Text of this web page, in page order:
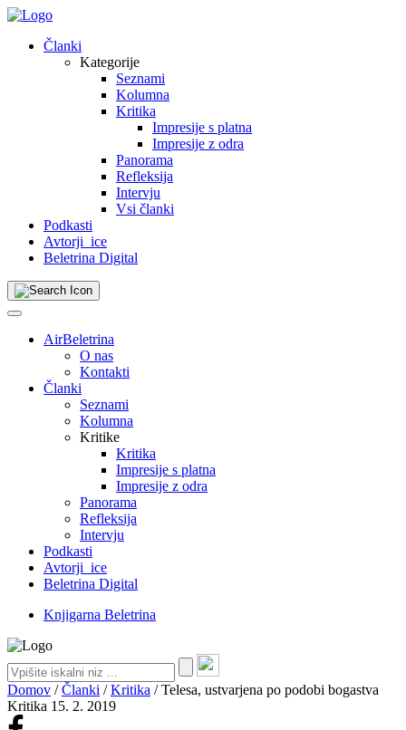
Skip
contentČlanki
Kategorije
Seznami
Kolumna
Kritika
Impresije s platna
Impresije z odra
Panorama
Refleksija
Intervju
Vsi članki
Podkasti
Avtorji_ice
Beletrina Digital
AirBeletrina
O nas
Kontakti
Članki
Seznami
Kolumna
Kritike
Kritika
Impresije s platna
Impresije z odra
Panorama
Refleksija
Intervju
Podkasti
Avtorji_ice
Beletrina Digital
Knjigarna Beletrina
Domov /Članki /Kritika /Telesa, ustvarjena po podobi bogastva
Kritika 15. 2. 2019